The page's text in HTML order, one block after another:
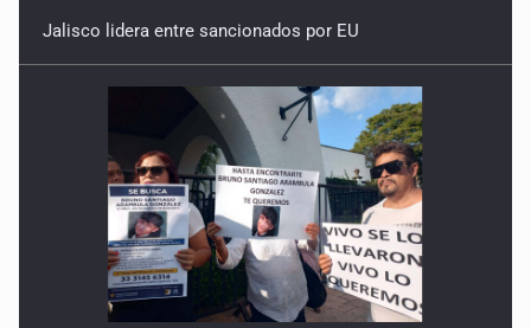
Jalisco lidera entre sancionados por EU